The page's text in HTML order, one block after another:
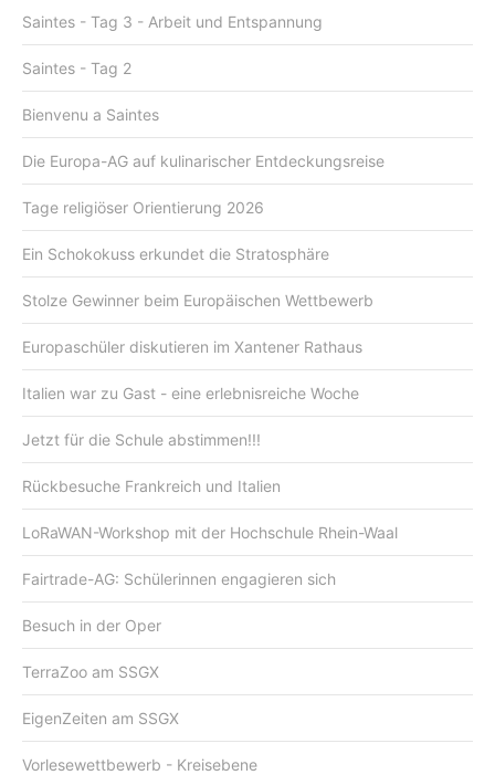
Saintes - Tag 3 - Arbeit und Entspannung
Saintes - Tag 2
Bienvenu a Saintes
Die Europa-AG auf kulinarischer Entdeckungsreise
Tage religiöser Orientierung 2026
Ein Schokokuss erkundet die Stratosphäre
Stolze Gewinner beim Europäischen Wettbewerb
Europaschüler diskutieren im Xantener Rathaus
Italien war zu Gast - eine erlebnisreiche Woche
Jetzt für die Schule abstimmen!!!
Rückbesuche Frankreich und Italien
LoRaWAN-Workshop mit der Hochschule Rhein-Waal
Fairtrade-AG: Schülerinnen engagieren sich
Besuch in der Oper
TerraZoo am SSGX
EigenZeiten am SSGX
Vorlesewettbewerb - Kreisebene